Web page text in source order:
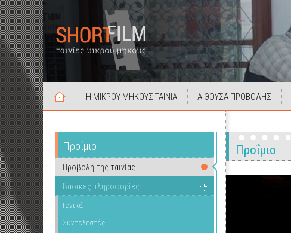
Η ΜΙΚΡΟΥ ΜΗΚΟΥΣ ΤΑΙΝΙΑ ΑΙΘΟΥΣΑ ΠΡΟΒΟΛΗΣ
Προΐμιο
Προβολή της ταινίας
Βασικές πληροφορίες
Γενικά
Συντελεστές
Προΐμιο